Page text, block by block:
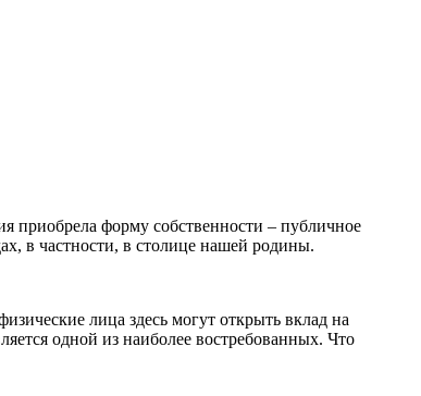
приобрела форму собственности – публичное
в частности, в столице нашей родины.
лица здесь могут открыть вклад на
одной из наиболее востребованных. Что